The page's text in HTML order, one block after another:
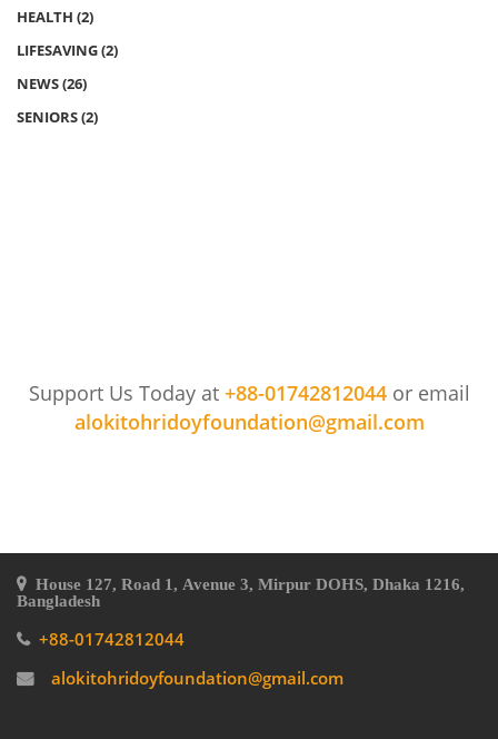
HEALTH (2)
LIFESAVING(2)
NEWS(26)
SENIORS(2)
Support Us Today at +88-01742812044 or email
alokitohridoyfoundation@gmail.com
House 127, Road 1, Avenue 3, Mirpur DOHS, Dhaka 1216,
Bangladesh
+88-01742812044
alokitohridoyfoundation@gmail.com